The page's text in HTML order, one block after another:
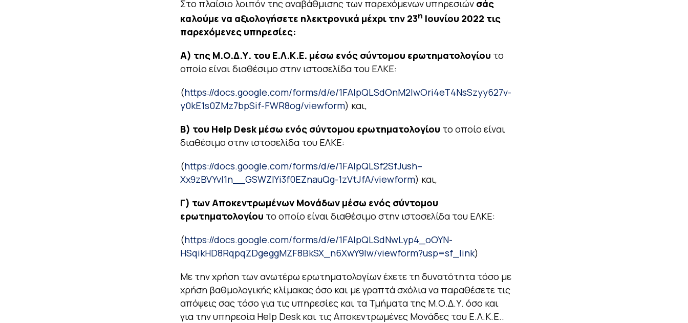
Στο πλαίσιο λοιπόν της αναβάθμισης των παρεχόμενων υπηρεσιών σάς
καλούμε να αξιολογήσετε ηλεκτρονικά μέχρι την 23η Ιουνίου 2022 τις
παρεχόμενες υπηρεσίες:
Α) της Μ.Ο.Δ.Υ. του Ε.Λ.Κ.Ε. μέσω ενός σύντομου ερωτηματολογίου το
οποίο είναι διαθέσιμο στην ιστοσελίδα του ΕΛΚΕ:
(https://docs.google.com/forms/d/e/1FAIpQLSdOnM2lwOri4eT4NsSzyy627v-
y0kE1s0ZMz7bpSif-FWR8og/viewform) και,
Β) του Help Desk μέσω ενός σύντομου ερωτηματολογίου το οποίο είναι
διαθέσιμο στην ιστοσελίδα του ΕΛΚΕ:
(https://docs.google.com/forms/d/e/1FAIpQLSf2SfJush–
Xx9zBVYvI1n__GSWZIYi3f0EZnauQg-1zVtJfA/viewform) και,
Γ) των Αποκεντρωμένων Μονάδων μέσω ενός σύντομου
ερωτηματολογίου το οποίο είναι διαθέσιμο στην ιστοσελίδα του ΕΛΚΕ:
(https://docs.google.com/forms/d/e/1FAIpQLSdNwLyp4_oOYN-
HSqikHD8RqpqZDgeggMZF8BkSX_n6XwY9Iw/viewform?usp=sf_link)
Με την χρήση των ανωτέρω ερωτηματολογίων έχετε τη δυνατότητα τόσο με
χρήση βαθμολογικής κλίμακας όσο και με γραπτά σχόλια να παραθέσετε τις
απόψεις σας τόσο για τις υπηρεσίες και τα Τμήματα της Μ.Ο.Δ.Υ. όσο και
για την υπηρεσία Help Desk και τις Αποκεντρωμένες Μονάδες του Ε.Λ.Κ.Ε..